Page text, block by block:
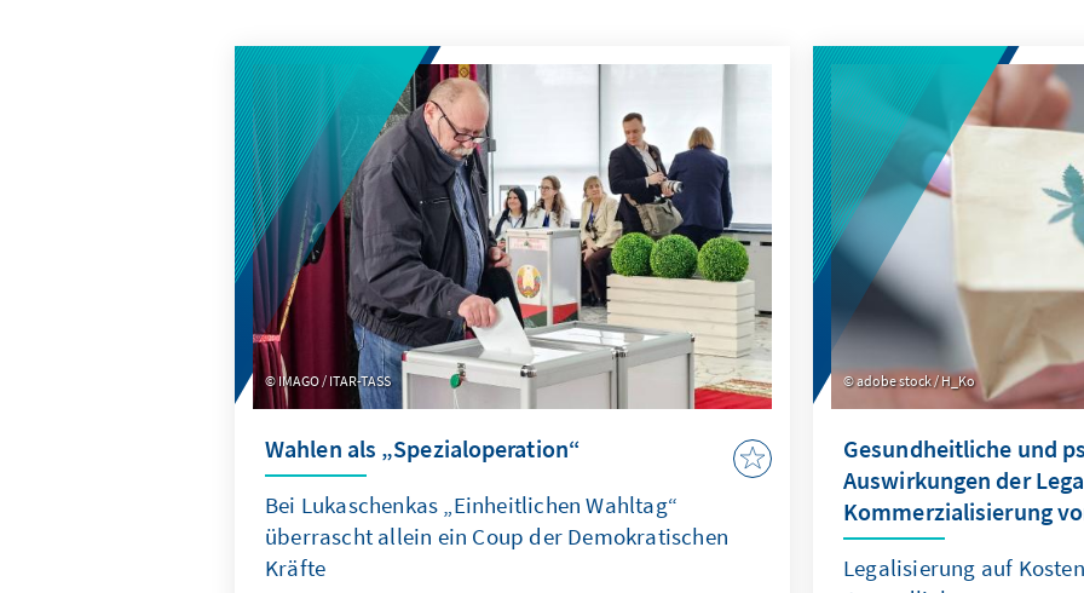
IMAGO / ITAR-TASS
Wahlen als „Spezialoperation“
Bei Lukaschenkas „Einheitlichen Wahltag“
überrascht allein ein Coup der Demokratischen
Kräfte
adobe stock / H_Ko
Gesundheitliche und
Auswirkungen der
Kommerzialisierung
Legalisierung auf